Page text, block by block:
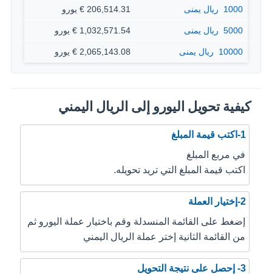
1000 ‏ ريال يمنى 206,514.31 € يورو
5000 ‏ ريال يمنى 1,032,571.54 € يورو
10000 ‏ ريال يمنى 2,065,143.08 € يورو
كيفية تحويل اليورو إلى الريال اليمني
1-اكتب قيمة المبلغ
في مربع المبلغ
اكتب قيمة المبلغ التي تريد تحويله.
2-إختيار العملة
إضغط على القائمة المنسدلة وقم باختيار عملة اليورو ثم
من القائمة الثانية إختر عملة الريال اليمني
3- إحصل على نتيجة التحويل